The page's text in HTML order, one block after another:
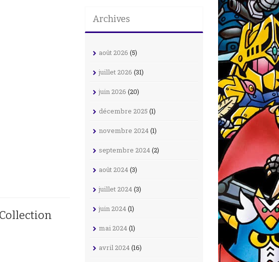
Archives
août 2026 (5)
juillet 2026 (31)
juin 2026 (20)
décembre 2025 (1)
novembre 2024(1)
septembre 2024(2)
août 2024(3)
juillet 2024(3)
juin 2024(1)
mai 2024(1)
avril 2024(16)